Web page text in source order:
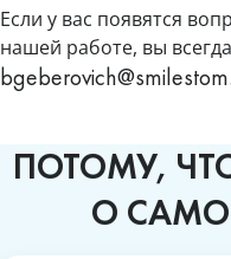
Если у вас появятся
нашей работе, вы
ПОТОМУ,
О